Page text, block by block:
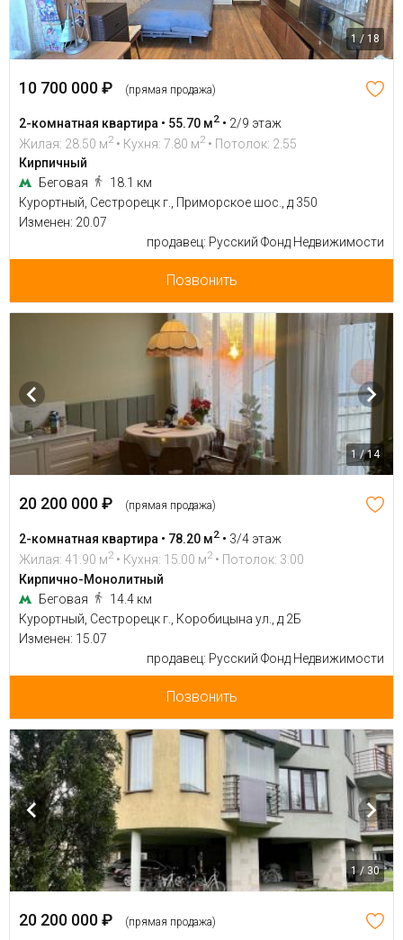
1 / 18
10 700 000 ₽ (прямая продажа)
2-комнатная квартира • 55.70 м2 • 2/9 этаж
Жилая: 28.50 м2 • Кухня: 7.80 м2 • Потолок: 2.55
Кирпичный
Беговая
18.1 км
Курортный, Сестрорецк г., Приморское шос., д 350
Изменен: 20.07
продавец: Русский Фонд Недвижимости
Позвонить
1 / 14
20 200 000 ₽ (прямая продажа)
2-комнатная квартира • 78.20 м2 • 3/4 этаж
Жилая: 41.90 м2 • Кухня: 15.00 м2 • Потолок: 3.00
Кирпично-Монолитный
Беговая
14.4 км
Курортный, Сестрорецк г., Коробицына ул., д 2Б
Изменен: 15.07
продавец: Русский Фонд Недвижимости
Позвонить
1 / 30
20 200 000 ₽ (прямая продажа)